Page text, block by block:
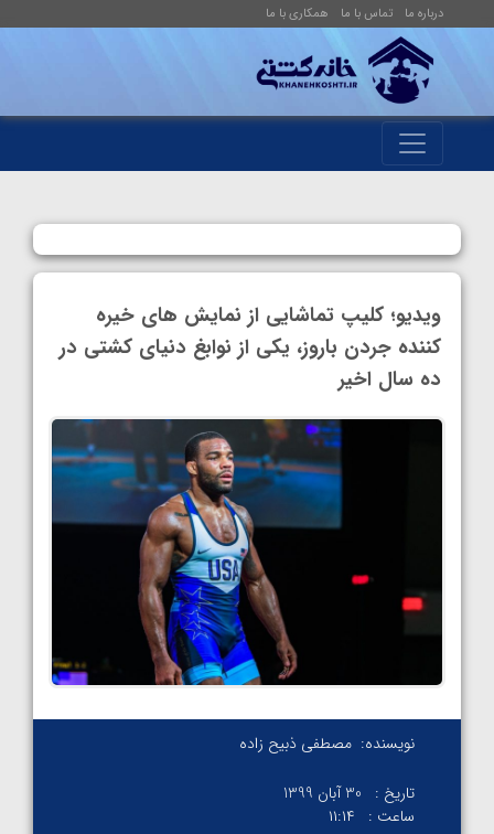
درباره ما تماس با ما همکاری با ما
ویدیو؛ کلیپ تماشایی از نمایش های خیره
کننده جردن باروز، یکی از نوابغ دنیای کشتی در
ده سال اخیر
نویسنده: مصطفی ذبیح زاده
تاریخ :
30 آبان 1399
ساعت :
۱۱:۱۴